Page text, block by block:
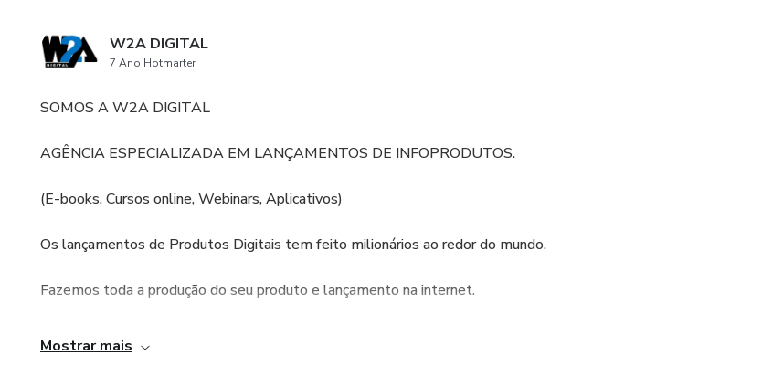
W2A DIGITAL
7 Ano Hotmarter
SOMOS A W2A DIGITAL
AGÊNCIA ESPECIALIZADA EM LANÇAMENTOS DE INFOPRODUTOS.
(E-books, Cursos online, Webinars, Aplicativos)
Os lançamentos de Produtos Digitais tem feito milionários ao redor do mundo.
Fazemos toda a produção do seu produto e lançamento na internet.
Mostrar mais